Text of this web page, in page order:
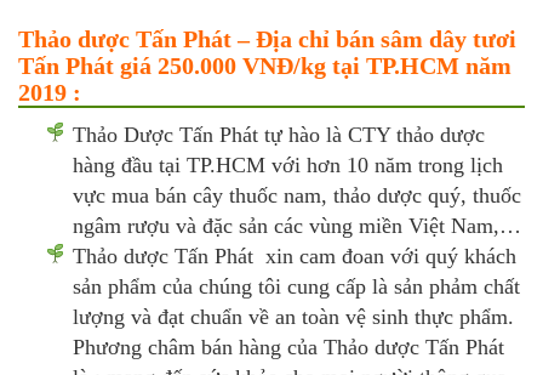
Thảo dược Tấn Phát – Địa chỉ bán sâm dây tươi
Tấn Phát giá 250.000 VNĐ/kg tại TP.HCM năm
2019 :
Thảo Dược Tấn Phát tự hào là CTY thảo dược
hàng đầu tại TP.HCM với hơn 10 năm trong lịch
vực mua bán cây thuốc nam, thảo dược quý, thuốc
ngâm rượu và đặc sản các vùng miền Việt Nam,…
Thảo dược Tấn Phát xin cam đoan với quý khách
sản phẩm của chúng tôi cung cấp là sản phảm chất
lượng và đạt chuẩn về an toàn vệ sinh thực phẩm.
Phương châm bán hàng của Thảo dược Tấn Phát